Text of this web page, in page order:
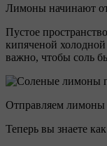
Лимоны начинают
Пустое
кипяченой
важно, чтобы соль
Отправляем лимоны
Теперь вы знаете